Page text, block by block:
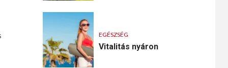
EGÉSZSÉG
Vitalitás nyáron